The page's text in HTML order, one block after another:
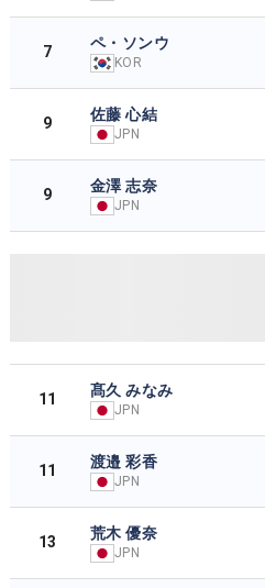
7 ペ・ソンウ
KOR
9 佐藤 心結
JPN
9 金澤 志奈
JPN
11 髙久 みなみ
JPN
11 渡邉 彩香
JPN
13 荒木 優奈
JPN